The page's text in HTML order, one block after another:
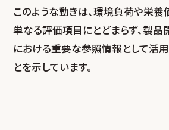
このような動きは、環境負荷や栄養
単なる評価項目にとどまらず、製
における重要な参照情報として活
とを示しています。